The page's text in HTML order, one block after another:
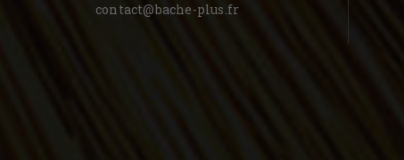
contact@bache-plus.fr